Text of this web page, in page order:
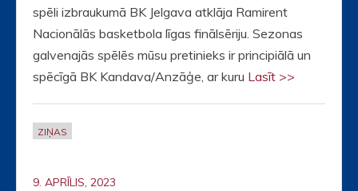
spēli izbraukumā BK Jelgava atklāja Ramirent
Nacionālās basketbola līgas finālsēriju. Sezonas
galvenajās spēlēs mūsu pretinieks ir principiālā un
spēcīgā BK Kandava/Anzāģe, ar kuru Lasīt >>
ZIŅAS
9. APRĪLIS, 2023